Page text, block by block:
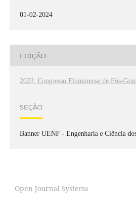
01-02-2024
EDIÇÃO
2023: Congresso Fluminense de Pós-
SEÇÃO
Banner UENF - Engenharia e Ciência
Open Journal Systems